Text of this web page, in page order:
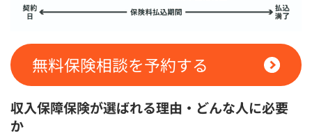
無料保険相談を予約する
収入保障保険が選ばれる理由・どんな人に必要
か